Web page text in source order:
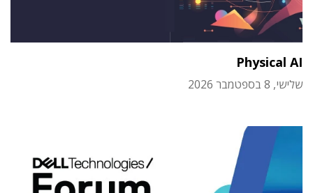
Physical AI
שלישי, 8 בספטמבר 2026